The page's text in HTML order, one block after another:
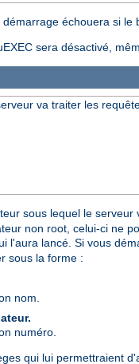
échouera si
sera désactivé,
va traiter les
sous lequel le
non root, celui-ci ne
l'aura lancé. Si vous
sous la forme :
nom.
numéro.
qui lui permettraient